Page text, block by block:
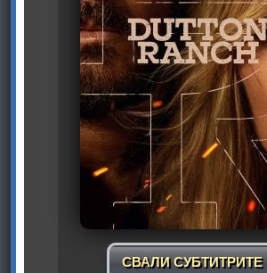
СВАЛИ СУБТИТРИТЕ